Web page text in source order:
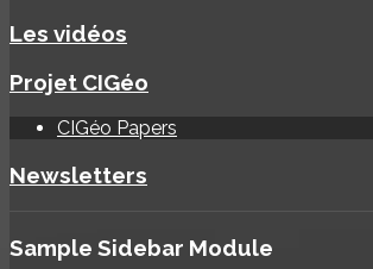
Les vidéos
Projet CIGéo
CIGéo Papers
Newsletters
Sample Sidebar Module